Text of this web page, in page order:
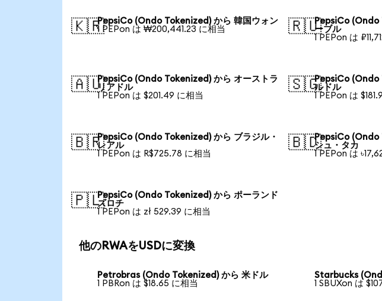
🇰🇷PepsiCo (Ondo Tokenized) から 韓国ウォン
1 PEPon は ₩200,441.23 に相当
🇷🇺PepsiCo (Ondo
ーブル
1 PEPon は
🇦🇺PepsiCo (Ondo Tokenized) から オーストラ
リアドル
1 PEPon は $201.49 に相当
🇸🇬PepsiCo (Ondo
ルドル
1 PEPon は
🇧🇷PepsiCo (Ondo Tokenized) から ブラジル・
レアル
1 PEPon は R$725.78 に相当
🇧🇩PepsiCo (Ondo
シュ・タカ
1 PEPon は
🇵🇱PepsiCo (Ondo Tokenized) から ポーランド
ズロチ
1 PEPon は zł 529.39 に相当
他のRWAをUSDに変換
Petrobras (Ondo Tokenized) から 米ドル
1 PBRon は $18.65 に相当
Starbucks
1 SBUXon は